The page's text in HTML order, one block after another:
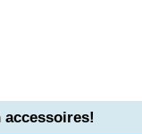
accessoires!